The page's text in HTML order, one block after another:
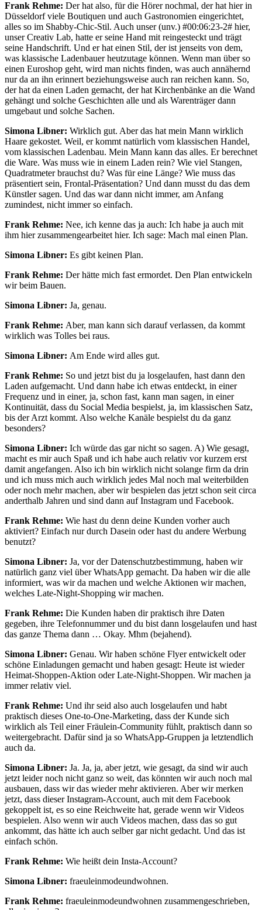
Frank Rehme: Der hat also, für die Hörer nochmal, der hat hier in
Düsseldorf viele Boutiquen und auch Gastronomien eingerichtet,
alles so im Shabby-Chic-Stil. Auch unser (unv.) #00:06:23-2# hier,
unser Creativ Lab, hatte er seine Hand mit reingesteckt und trägt
seine Handschrift. Und er hat einen Stil, der ist jenseits von dem,
was klassische Ladenbauer heutzutage können. Wenn man über so
einen Euroshop geht, wird man nichts finden, was auch annähernd
nur da an ihn erinnert beziehungsweise auch ran reichen kann. So,
der hat da einen Laden gemacht, der hat Kirchenbänke an die Wand
gehängt und solche Geschichten alle und als Warenträger dann
umgebaut und solche Sachen.
Simona Libner: Wirklich gut. Aber das hat mein Mann wirklich
Haare gekostet. Weil, er kommt natürlich vom klassischen Handel,
vom klassischen Ladenbau. Mein Mann kann das alles. Er berechnet
die Ware. Was muss wie in einem Laden rein? Wie viel Stangen,
Quadratmeter brauchst du? Was für eine Länge? Wie muss das
präsentiert sein, Frontal-Präsentation? Und dann musst du das dem
Künstler sagen. Und das war dann nicht immer, am Anfang
zumindest, nicht immer so einfach.
Frank Rehme: Nee, ich kenne das ja auch: Ich habe ja auch mit
ihm hier zusammengearbeitet hier. Ich sage: Mach mal einen Plan.
Simona Libner: Es gibt keinen Plan.
Frank Rehme: Der hätte mich fast ermordet. Den Plan entwickeln
wir beim Bauen.
Simona Libner: Ja, genau.
Frank Rehme: Aber, man kann sich darauf verlassen, da kommt
wirklich was Tolles bei raus.
Simona Libner: Am Ende wird alles gut.
Frank Rehme: So und jetzt bist du ja losgelaufen, hast dann den
Laden aufgemacht. Und dann habe ich etwas entdeckt, in einer
Frequenz und in einer, ja, schon fast, kann man sagen, in einer
Kontinuität, dass du Social Media bespielst, ja, im klassischen Satz,
bis der Arzt kommt. Also welche Kanäle bespielst du da ganz
besonders?
Simona Libner: Ich würde das gar nicht so sagen. A) Wie gesagt,
macht es mir auch Spaß und ich habe auch relativ vor kurzem erst
damit angefangen. Also ich bin wirklich nicht solange firm da drin
und ich muss mich auch wirklich jedes Mal noch mal weiterbilden
oder noch mehr machen, aber wir bespielen das jetzt schon seit circa
anderthalb Jahren und sind dann auf Instagram und Facebook.
Frank Rehme: Wie hast du denn deine Kunden vorher auch
aktiviert? Einfach nur durch Dasein oder hast du andere Werbung
benutzt?
Simona Libner: Ja, vor der Datenschutzbestimmung, haben wir
natürlich ganz viel über WhatsApp gemacht. Da haben wir die alle
informiert, was wir da machen und welche Aktionen wir machen,
welches Late-Night-Shopping wir machen.
Frank Rehme: Die Kunden haben dir praktisch ihre Daten
gegeben, ihre Telefonnummer und du bist dann losgelaufen und hast
das ganze Thema dann … Okay. Mhm (bejahend).
Simona Libner: Genau. Wir haben schöne Flyer entwickelt oder
schöne Einladungen gemacht und haben gesagt: Heute ist wieder
Heimat-Shoppen-Aktion oder Late-Night-Shoppen. Wir machen ja
immer relativ viel.
Frank Rehme: Und ihr seid also auch losgelaufen und habt
praktisch dieses One-to-One-Marketing, dass der Kunde sich
wirklich als Teil einer Fräulein-Community fühlt, praktisch dann so
weitergebracht. Dafür sind ja so WhatsApp-Gruppen ja letztendlich
auch da.
Simona Libner: Ja. Ja, ja, aber jetzt, wie gesagt, da sind wir auch
jetzt leider noch nicht ganz so weit, das könnten wir auch noch mal
ausbauen, dass wir das wieder mehr aktivieren. Aber wir merken
jetzt, dass dieser Instagram-Account, auch mit dem Facebook
gekoppelt ist, es so eine Reichweite hat, gerade wenn wir Videos
bespielen. Also wenn wir auch Videos machen, dass das so gut
ankommt, das hätte ich auch selber gar nicht gedacht. Und das ist
einfach schön.
Frank Rehme: Wie heißt dein Insta-Account?
Simona Libner: fraeuleinmodeundwohnen.
Frank Rehme: fraeuleinmodeundwohnen zusammengeschrieben,